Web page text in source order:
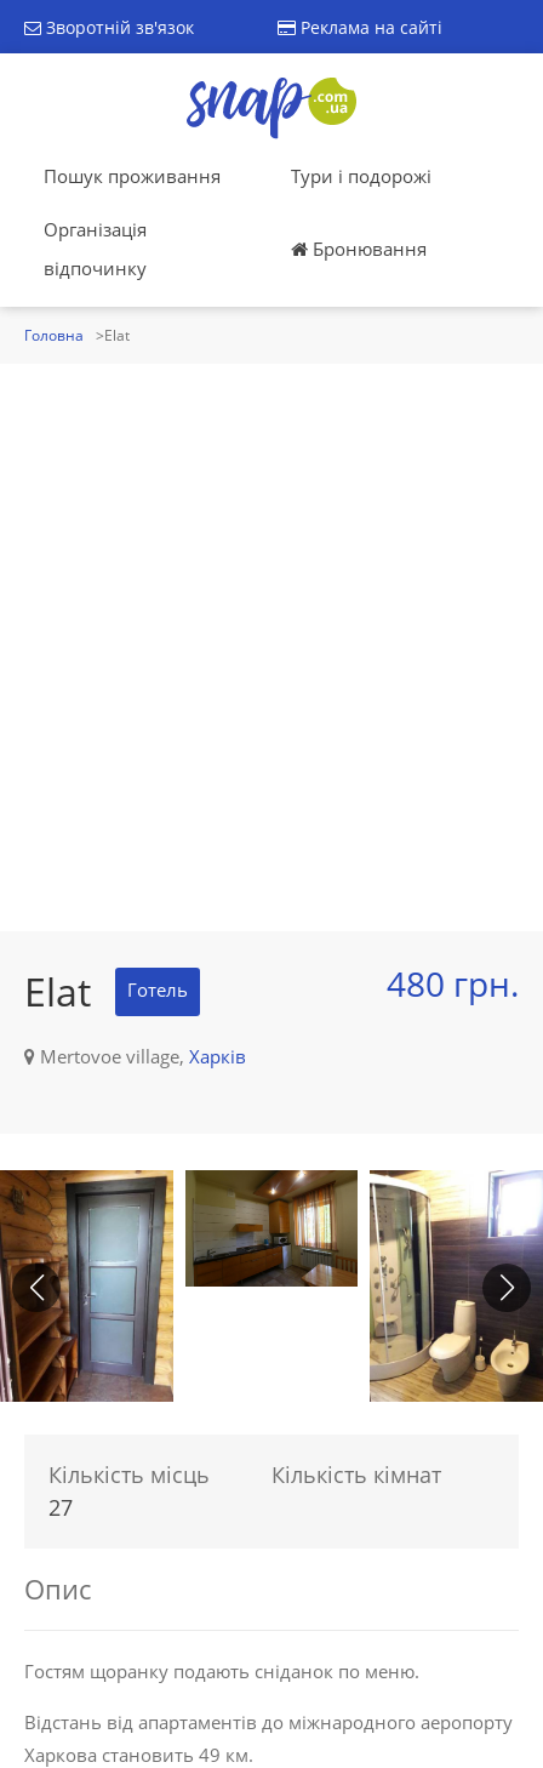
Зворотній зв'язок Реклама на сайті
Пошук проживання Тури і подорожі
Організація
відпочинку
Бронювання
Головна Elat
Elat Готель 480 грн.
Mertovoe village, Харків
Кількість місць
27
Кількість кімнат
Опис
Гостям щоранку подають сніданок по меню.
Відстань від апартаментів до міжнародного аеропорту
Харкова становить 49 км.